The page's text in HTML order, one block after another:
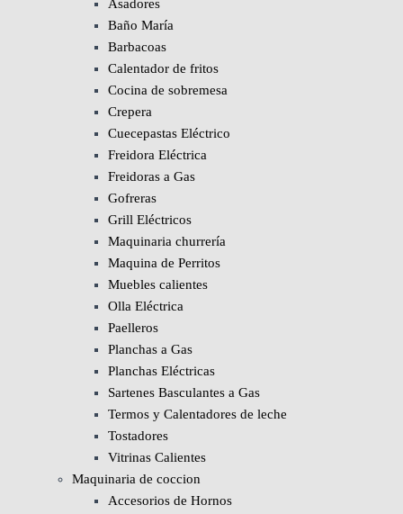
Asadores
Baño María
Barbacoas
Calentador de fritos
Cocina de sobremesa
Crepera
Cuecepastas Eléctrico
Freidora Eléctrica
Freidoras a Gas
Gofreras
Grill Eléctricos
Maquinaria churrería
Maquina de Perritos
Muebles calientes
Olla Eléctrica
Paelleros
Planchas a Gas
Planchas Eléctricas
Sartenes Basculantes a Gas
Termos y Calentadores de leche
Tostadores
Vitrinas Calientes
Maquinaria de coccion
Accesorios de Hornos